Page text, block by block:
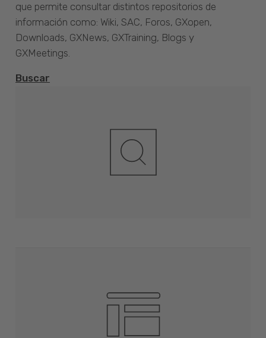
que permite consultar distintos repositorios de
información como: Wiki, SAC, Foros, GXopen,
Downloads, GXNews, GXTraining, Blogs y
GXMeetings.
Buscar